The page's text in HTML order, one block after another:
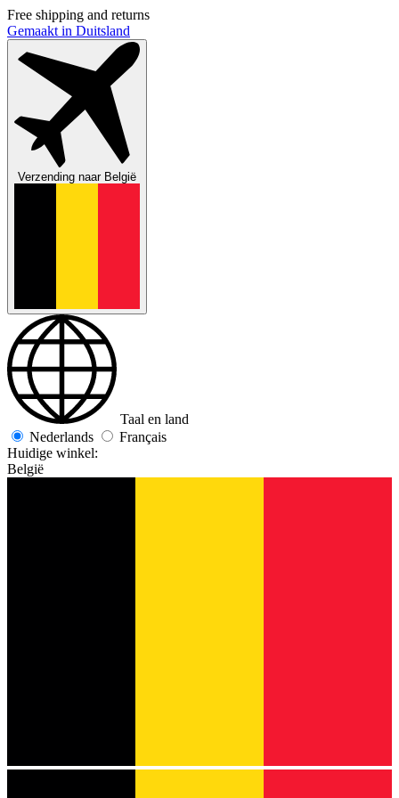
Free shipping and returns
Gemaakt in Duitsland
Verzending naarBelgië
Taal en land
Nederlands
Français
Huidige winkel:
België